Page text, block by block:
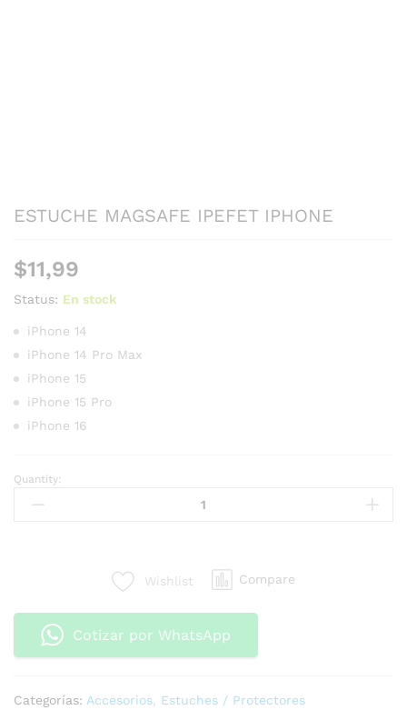
ESTUCHE MAGSAFE IPEFET IPHONE
$11,99
Status: En stock
iPhone 14
iPhone 14 Pro Max
iPhone 15
iPhone 15 Pro
iPhone 16
Quantity:
Wishlist Compare
Cotizar por WhatsApp
Categorías: Accesorios Estuches / Protectores